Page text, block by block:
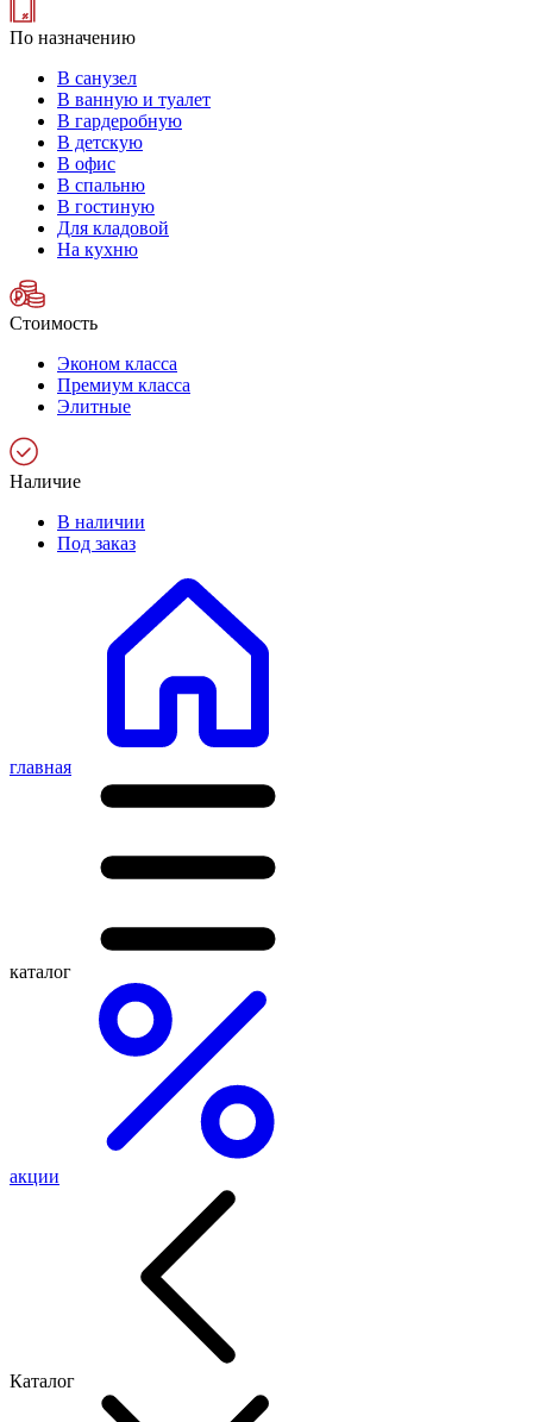
По назначению
В санузел
В ванную и туалет
В гардеробную
В детскую
В офис
В спальню
В гостиную
Для кладовой
На кухню
Стоимость
Эконом класса
Премиум класса
Элитные
Наличие
В наличии
Под заказ
главная
каталог
акции
Каталог